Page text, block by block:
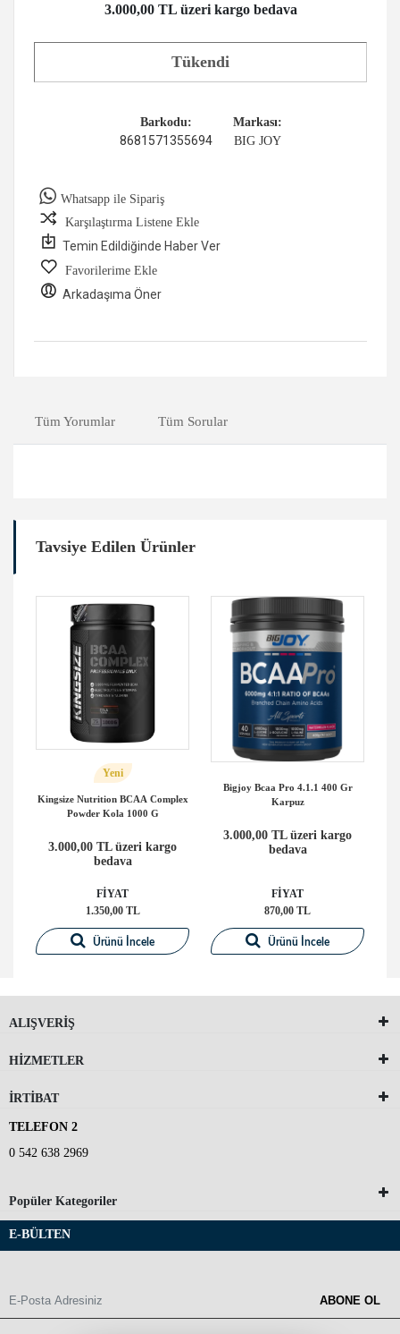
3.000,00 TL üzeri kargo bedava
Tükendi
Barkodu:
8681571355694
Markası:
BIG JOY
Whatsapp ile Sipariş
Karşılaştırma Listene Ekle
Temin Edildiğinde Haber Ver
Favorilerime Ekle
Arkadaşıma Öner
Tüm Yorumlar Tüm Sorular
Tavsiye Edilen Ürünler
Yeni
Kingsize Nutrition BCAA Complex
Powder Kola 1000 G
3.000,00 TL üzeri kargo
bedava
FİYAT
1.350,00 TL
Ürünü İncele
Bigjoy Bcaa Pro 4.1.1 400 Gr
Karpuz
3.000,00 TL üzeri kargo
bedava
FİYAT
870,00 TL
Ürünü İncele
ALIŞVERİŞ
HİZMETLER
İRTİBAT
TELEFON 2
0 542 638 2969
Popüler Kategoriler
E-BÜLTEN
ABONE OL